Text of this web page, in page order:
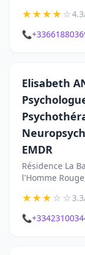
★★★★☆
📞
Elisabeth
EMDR
Résidence La
l'Homme
★★★☆☆
📞